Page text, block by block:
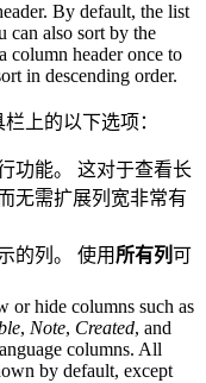
By default, the list
can also sort by the
column header once to
in descending order.
上的以下选项：
功能。 这对于查看长
无需扩展列宽非常有
的列。 使用 所有列可
or hide columns such as
, Note, Created, and
columns. All
by default, except